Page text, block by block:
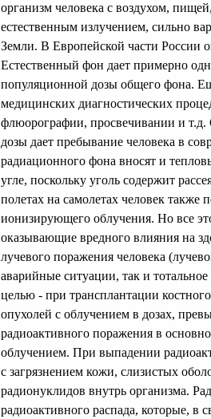
организм человека с воздухом,
естественным излучением, сильно
Земли. В Европейской части России
Естественный фон дает примерно
популяционной дозы общего фона.
медицинских диагностических
флюорографии, просвечивании и
дозы дает пребывание человека в
радиационного фона вносят и
угле, поскольку уголь содержит
полетах на самолетах человек также
ионизирующего облучения. Но все
оказывающие вредного влияния на
лучевого поражения человека
аварийные ситуации, так и
целью - при трансплантации
опухолей с облучением в дозах,
радиоактивного поражения в
облучением. При выпадении
с загрязнением кожи, слизистых
радионуклидов внутрь организма.
радиоактивного распада, которые, в